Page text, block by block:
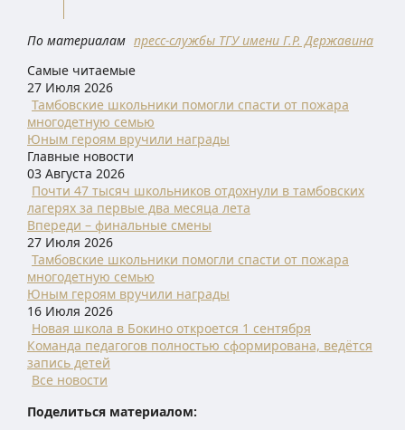
По материалам пресс-службы ТГУ имени Г.Р. Державина
Самые читаемые
27 Июля 2026
Тамбовские школьники помогли спасти от пожара
многодетную семью
Юным героям вручили награды
Главные новости
03 Августа 2026
Почти 47 тысяч школьников отдохнули в тамбовских
лагерях за первые два месяца лета
Впереди – финальные смены
27 Июля 2026
Тамбовские школьники помогли спасти от пожара
многодетную семью
Юным героям вручили награды
16 Июля 2026
Новая школа в Бокино откроется 1 сентября
Команда педагогов полностью сформирована, ведётся
запись детей
Все новости
Поделиться материалом: